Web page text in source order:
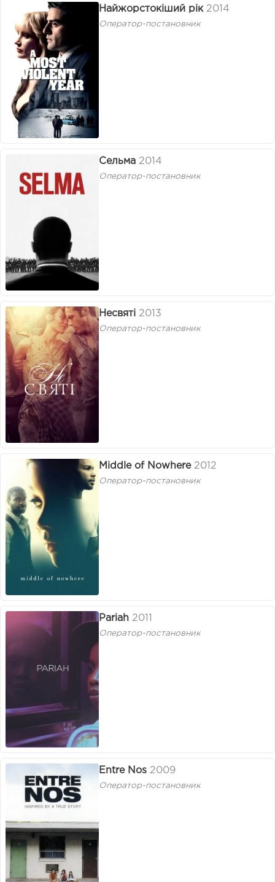
Найжорстокіший рік 2014
Оператор-постановник
Сельма 2014
Оператор-постановник
Несвяті 2013
Оператор-постановник
Middle of Nowhere 2012
Оператор-постановник
Pariah 2011
Оператор-постановник
Entre Nos 2009
Оператор-постановник